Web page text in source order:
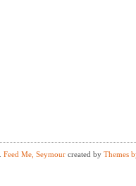
Feed Me, Seymour created by Themes